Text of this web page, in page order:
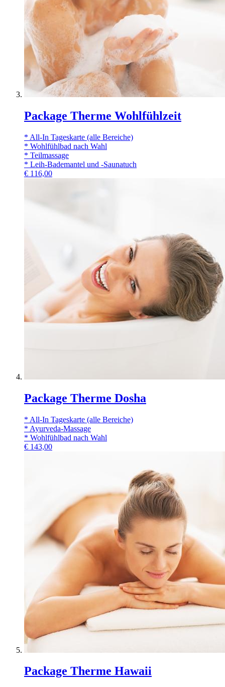
Package Therme Wohlfühlzeit
* All-In Tageskarte (alle Bereiche)
* Wohlfühlbad nach Wahl
* Teilmassage
* Leih-Bademantel und -Saunatuch
€ 116,00
Package Therme Dosha
* All-In Tageskarte (alle Bereiche)
* Ayurveda-Massage
* Wohlfühlbad nach Wahl
€ 143,00
Package Therme Hawaii